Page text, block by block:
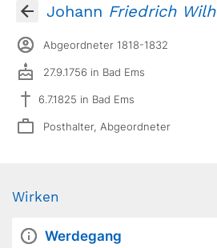
Johann Friedrich
Abgeordneter 1818-1832
27.9.1756 in Bad Ems
6.7.1825 in Bad Ems
Posthalter, Abgeordneter
Wirken
Werdegang